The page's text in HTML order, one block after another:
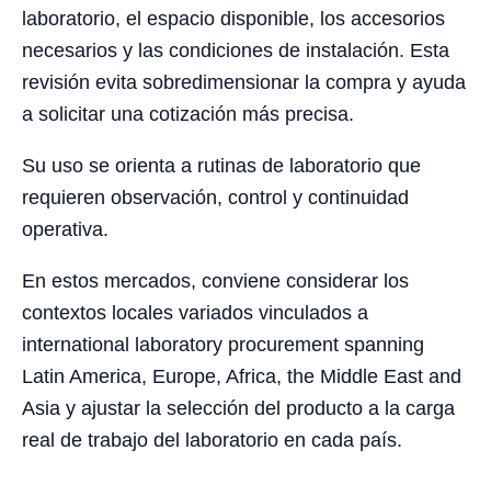
laboratorio, el espacio disponible, los accesorios
necesarios y las condiciones de instalación. Esta
revisión evita sobredimensionar la compra y ayuda
a solicitar una cotización más precisa.
Su uso se orienta a rutinas de laboratorio que
requieren observación, control y continuidad
operativa.
En estos mercados, conviene considerar los
contextos locales variados vinculados a
international laboratory procurement spanning
Latin America, Europe, Africa, the Middle East and
Asia y ajustar la selección del producto a la carga
real de trabajo del laboratorio en cada país.